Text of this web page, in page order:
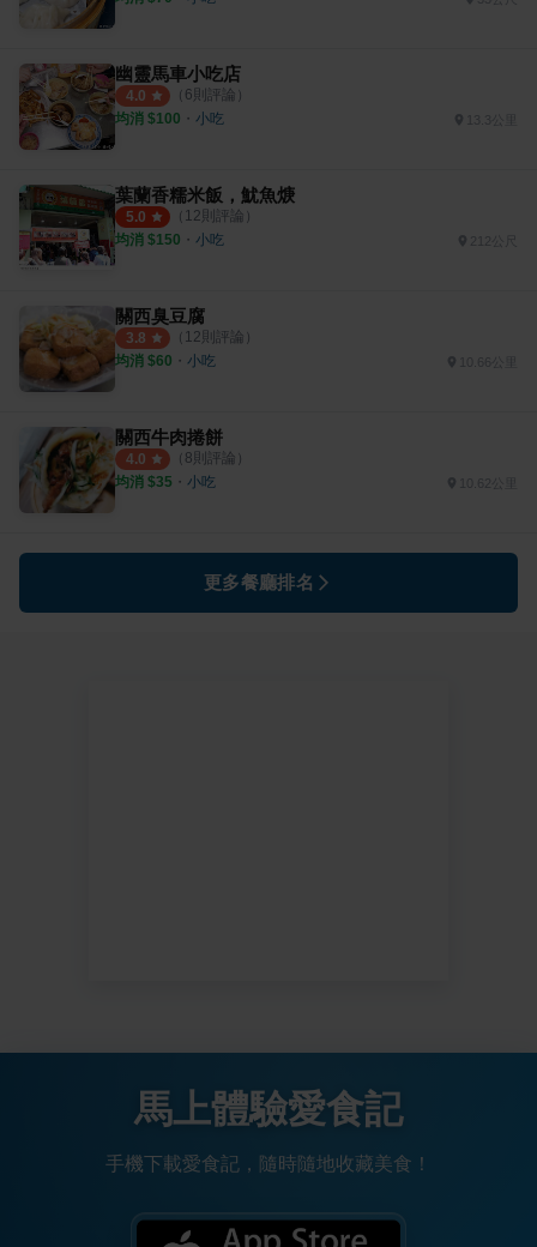
幽靈馬車小吃店
4.0 （ 6則評論）
均消 $100 ・ 小吃
葉蘭香糯米飯，魷魚焿
5.0 （ 12則評論）
均消 $150 ・ 小吃
關西臭豆腐
3.8 （ 12則評論）
均消 $60 ・ 小吃
關西牛肉捲餅
4.0 （ 8則評論）
均消 $35 ・ 小吃
更多餐廳排名
馬上體驗愛食記
手機下載愛食記，隨時隨地收藏美食！